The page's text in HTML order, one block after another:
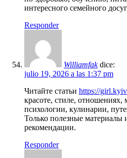
интересного семейного
Responder
Williamfak dice:
julio 19, 2026 a las 1:37 pm
Читайте статьи https://
красоте, стиле, отношениях,
психологии, кулинарии,
Только полезные материалы
рекомендации.
Responder